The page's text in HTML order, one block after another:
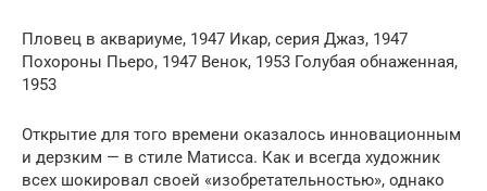
Пловец в аквариуме, 1947 Икар, серия Джаз, 1947
Похороны Пьеро, 1947 Венок, 1953 Голубая обнаженная,
1953
Открытие для того времени оказалось инновационным
и дерзким — в стиле Матисса. Как и всегда художник
всех шокировал своей «изобретательностью», однако